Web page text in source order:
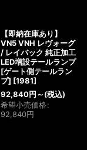
【即納在庫あり】
VN5 VNH レヴォーグ
/ レイバック 純正加工
LED増設テールランプ
[ゲート側テールラン
プ] [1981]
92,840円 ～ (税込)
希望小売価格:
92,840円